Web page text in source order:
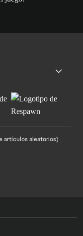
artículos aleatorios)